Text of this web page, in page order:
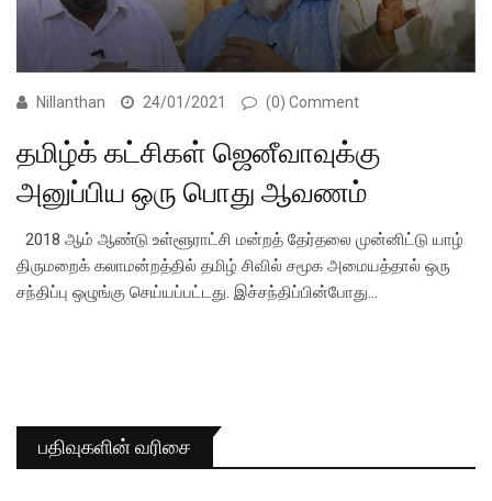
Nillanthan 24/01/2021 (0) Comment
தமிழ்க் கட்சிகள் ஜெனீவாவுக்கு
அனுப்பிய ஒரு பொது ஆவணம்
2018 ஆம் ஆண்டு உள்ளூராட்சி மன்றத் தேர்தலை முன்னிட்டு யாழ்
திருமறைக் கலாமன்றத்தில் தமிழ் சிவில் சமூக அமையத்தால் ஒரு
சந்திப்பு ஒழுங்கு செய்யப்பட்டது. இச்சந்திப்பின்போது…
பதிவுகளின் வரிசை